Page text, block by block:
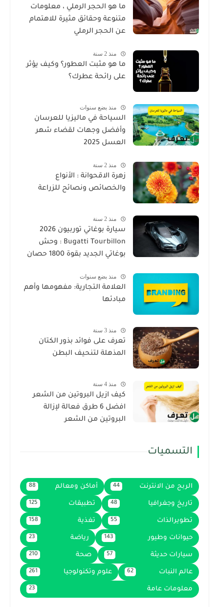
ما هو الحجر الرملي ، معلومات
متنوعة وحقائق مثيرة للاهتمام
عن الحجر الرملي
منذ 2 سنة
ما هو مثبت العطور؟ وكيف يؤثر
على رائحة عطرك؟
منذ بضع سنوات
السياحة في ماليزيا للعرسان
وأفضل وجهات لقضاء شهر
العسل 2025
منذ 2 سنة
زهرة الاقحوانة : الأنواع
والخصائص ونصائح للزراعة
منذ 2 سنة
سيارة بوغاتي توربيون 2026
Bugatti Tourbillon : وحش
بوغاتي الجديد بقوة 1800 حصان
منذ بضع سنوات
العلامة التجارية: مفهومها وأهم
مبادئها
منذ 3 سنة
تعرف على فوائد بذور الكتان
المذهلة لتنحيف البطن
منذ 4 سنة
كيف ازيل البروتين من الشعر
افضل 6 طرق فعالة لإزالة
البروتين من الشعر
التسميات
الربح من الانترنت 44 أماكن ومعالم 88
تاريخ وجغرافيا 48 تطبيقات 125
تطويرالذات 55 تغذية 158
حيوانات وطيور 143 رياضة 23
سيارات حديثة 57 صحة 210
عالم النبات 62 علوم وتكنولوجيا 261
معلومات عامة 23